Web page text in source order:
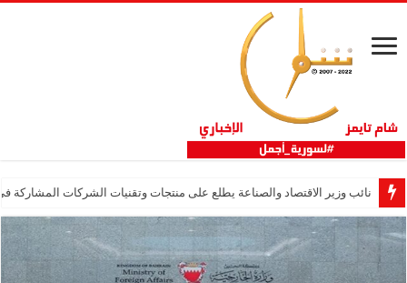
نائب وزير الاقتصاد والصناعة يطلع على منتجات وتقنيات الشركات المشاركة في